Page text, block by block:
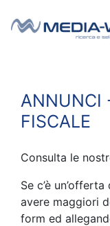
ANNUNCI
FISCALE
Consulta le
Se c’è
avere maggiori
form ed